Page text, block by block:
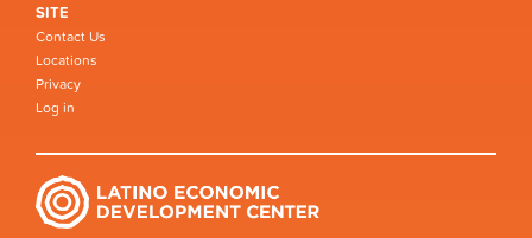
SITE
Contact Us
Locations
Privacy
Log in